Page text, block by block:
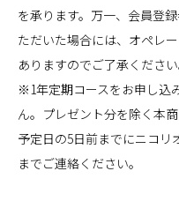
を承ります。万一、会員登
ただいた場合には、オペレ
ありますのでご了承ください
※1年定期コースをお申し込
ん。プレゼント分を除く本
予定日の5日前までにニコリ
までご連絡ください。